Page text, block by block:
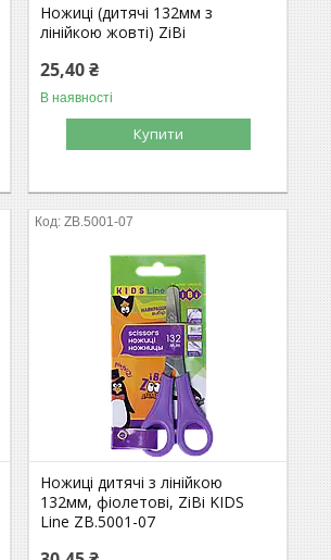
Ножиці (дитячі 132мм з
лінійкою жовті) ZiBi
25,40 ₴
В наявності
Купити
ZB.5001-07
Ножиці дитячі з лінійкою
132мм, фіолетові, ZiBi KIDS
Line ZB.5001-07